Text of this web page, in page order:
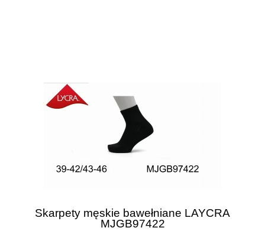
Skarpety męskie bawełniane LAYCRA
MJGB97422